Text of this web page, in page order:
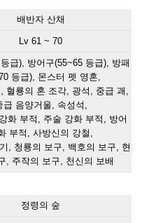
배반자 산채
Lv 61 ~ 70
급), 방어구(55~65 등급), 방패
등급), 몬스터 펫 영혼,
혈룡의 혼 조각, 광석, 중급 괘,
급 음양거울, 속성석,
화 부적, 주술 강화 부적, 방어
부적, 사방신의 강철,
, 청룡의 보구, 백호의 보구, 현
, 주작의 보구, 천신의 보배
정령의 숲